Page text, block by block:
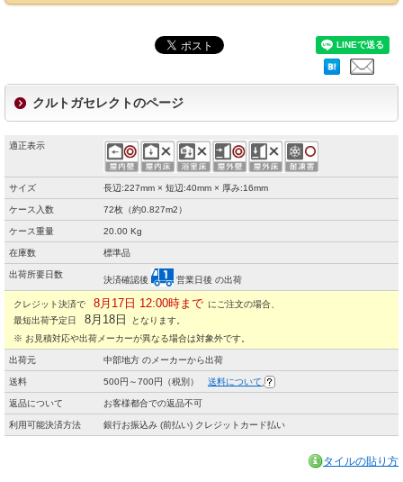
クルトガセレクトのページ
適正表示
サイズ 長辺:227mm × 短辺:40mm × 厚み:16mm
ケース入数 72枚（約0.827m2）
ケース重量 20.00 Kg
在庫数 標準品
出荷所要日数
決済確認後 営業日後 の出荷
クレジット決済で 8月17日 12:00時まで にご注文の場合、
最短出荷予定日
8月18日
となります。
※ お見積対応や出荷メーカーが異なる場合は対象外です。
出荷元 中部地方 のメーカーから出荷
送料 500円～700円（税別） 送料について
返品について お客様都合での返品不可
利用可能決済方法 銀行お振込み (前払い) クレジットカード払い
タイルの貼り方